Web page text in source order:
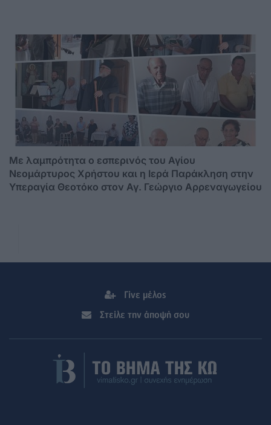
Mε λαμπρότητα ο εσπερινός του Αγίου
Νεομάρτυρος Χρήστου και η Ιερά Παράκληση στην
Υπεραγία Θεοτόκο στον Αγ. Γεώργιο Αρρεναγωγείου
Γίνε μέλος
Στείλε την άποψή σου